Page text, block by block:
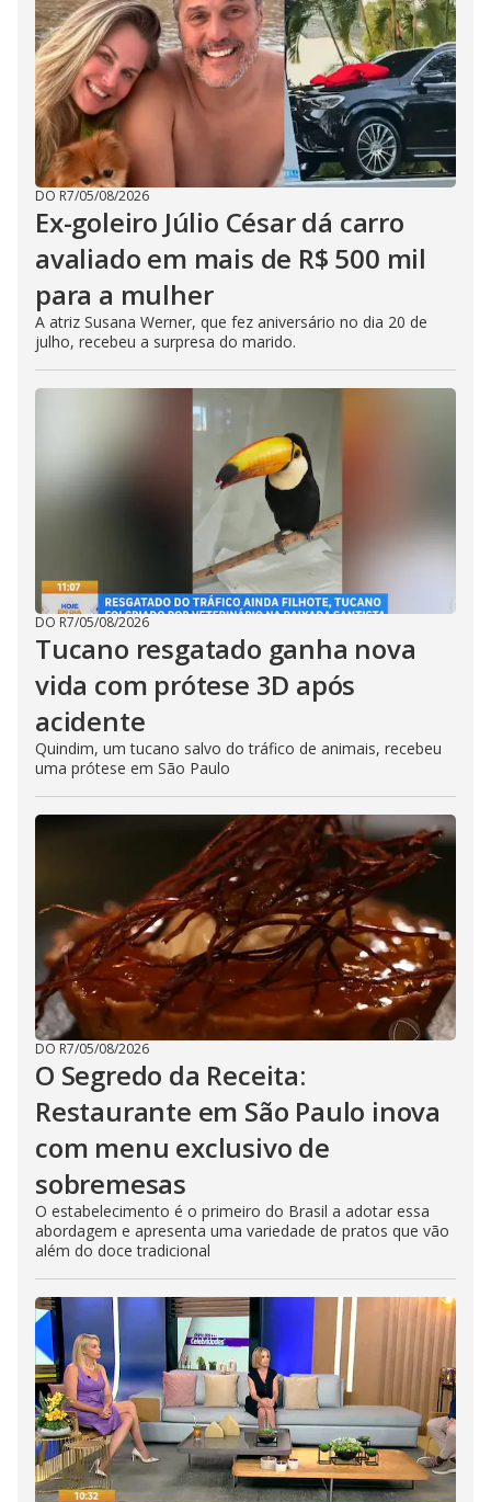
DO R7/05/08/2026
Ex-goleiro Júlio César dá carro
avaliado em mais de R$ 500 mil
para a mulher
A atriz Susana Werner, que fez aniversário no dia 20 de
julho, recebeu a surpresa do marido.
DO R7/05/08/2026
Tucano resgatado ganha nova
vida com prótese 3D após
acidente
Quindim, um tucano salvo do tráfico de animais, recebeu
uma prótese em São Paulo
DO R7/05/08/2026
O Segredo da Receita:
Restaurante em São Paulo inova
com menu exclusivo de
sobremesas
O estabelecimento é o primeiro do Brasil a adotar essa
abordagem e apresenta uma variedade de pratos que vão
além do doce tradicional